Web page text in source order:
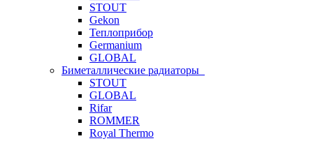
STOUT
Gekon
Теплоприбор
Germanium
GLOBAL
Биметаллические радиаторы
STOUT
GLOBAL
Rifar
ROMMER
Royal Thermo